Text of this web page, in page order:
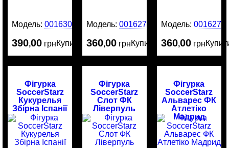
Модель:0016303
390,00 грнКупити
Модель:0016275
360,00 грнКупити
Модель: 0016274
360,00 грн
Фігурка
SoccerStarz
Кукурелья
Збірна Іспанії
Фігурка
SoccerStarz
Слот ФК
Ліверпуль
Фігурка
SoccerStarz
Альварес ФК
Атлетіко
Мадрид